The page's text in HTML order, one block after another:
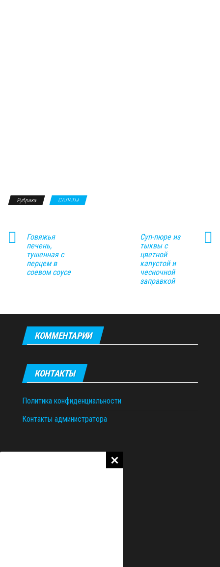
Рубрика САЛАТЫ
Говяжья
печень,
тушенная с
перцем в
соевом соусе
Суп-пюре из
тыквы с
цветной
капустой и
чесночной
заправкой
КОММЕНТАРИИ
КОНТАКТЫ
Политика конфиденциальности
Контакты администратора